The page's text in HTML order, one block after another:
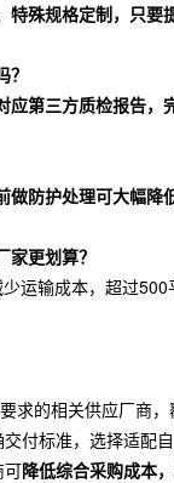
殊规格定制，只要
第三方质检报告，
防护处理可大幅降
更划算？
运输成本，超过
的相关供应厂商，
付标准，选择适配
可降低综合采购成本